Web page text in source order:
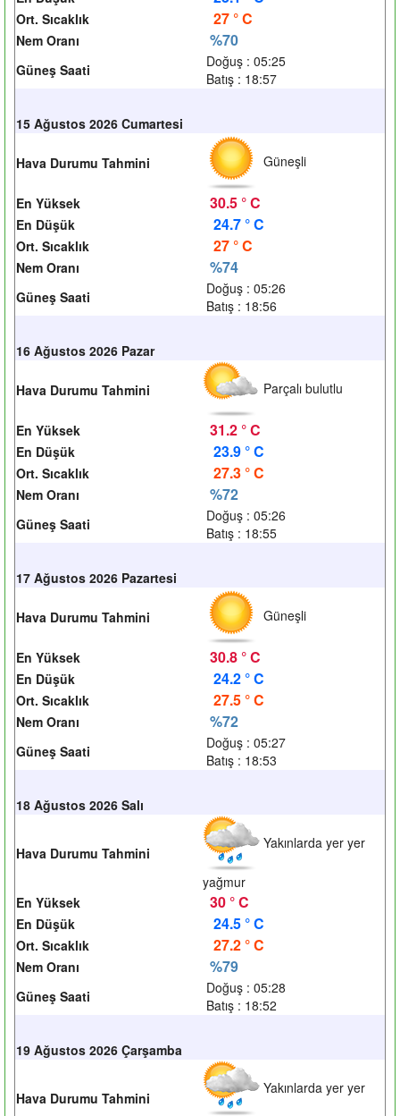
Ort. Sıcaklık 27 ° C
Nem Oranı %70
Güneş Saati
Doğuş : 05:25
Batış : 18:57
15 Ağustos 2026 Cumartesi
Hava Durumu Tahmini Güneşli
En Yüksek 30.5 ° C
En Düşük 24.7 ° C
Ort. Sıcaklık 27 ° C
Nem Oranı %74
Güneş Saati
Doğuş : 05:26
Batış : 18:56
16 Ağustos 2026 Pazar
Hava Durumu Tahmini Parçalı bulutlu
En Yüksek 31.2 ° C
En Düşük 23.9 ° C
Ort. Sıcaklık 27.3 ° C
Nem Oranı %72
Güneş Saati
Doğuş : 05:26
Batış : 18:55
17 Ağustos 2026 Pazartesi
Hava Durumu Tahmini Güneşli
En Yüksek 30.8 ° C
En Düşük 24.2 ° C
Ort. Sıcaklık 27.5 ° C
Nem Oranı %72
Güneş Saati
Doğuş : 05:27
Batış : 18:53
18 Ağustos 2026 Salı
Hava Durumu Tahmini
Yakınlarda yer yer
yağmur
En Yüksek
30 ° C
En Düşük 24.5 ° C
Ort. Sıcaklık 27.2 ° C
Nem Oranı %79
Güneş Saati
Doğuş : 05:28
Batış : 18:52
19 Ağustos 2026 Çarşamba
Hava Durumu Tahmini
Yakınlarda yer yer